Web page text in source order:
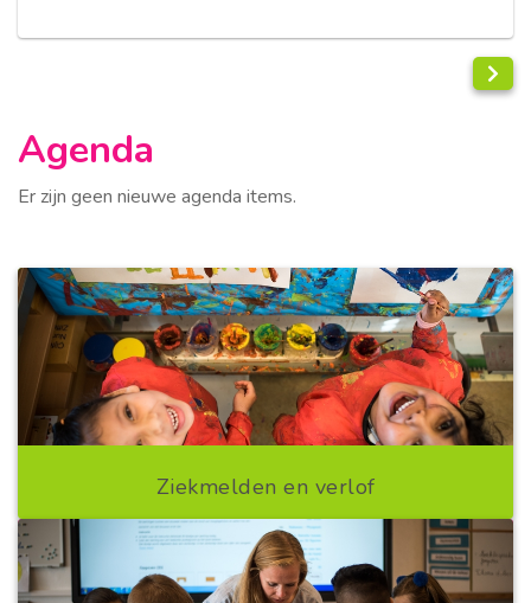
Agenda
Er zijn geen nieuwe agenda items.
Ziekmelden en verlof